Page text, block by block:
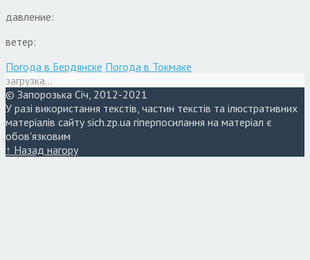
давление:
ветер:
Погода в Бердянске Погода в Токмаке
загрузка...
© Запорозька Січ, 2012-2021
У разі використання текстів, частин текстів та ілюстративних
матеріалів сайту sich.zp.ua гіперпосилання на матеріал є
обов'язковим
↑ Назад нагору